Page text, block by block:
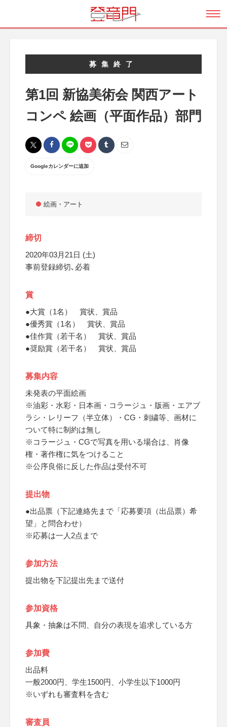
募集終了
第1回 新協美術会 関西アート
コンペ 絵画（平面作品）部門
Googleカレンダーに追加
絵画・アート
締切
2020年03月21日 (土)
事前登録締切､必着
賞
●大賞（1名） 賞状、賞品
●優秀賞（1名） 賞状、賞品
●佳作賞（若干名） 賞状、賞品
●奨励賞（若干名） 賞状、賞品
募集内容
未発表の平面絵画
※油彩・水彩・日本画・コラージュ・版画・エアブ
ラシ・レリーフ（半立体）・CG・刺繍等、画材に
ついて特に制約は無し
※コラージュ・CGで写真を用いる場合は、肖像
権・著作権に気をつけること
※公序良俗に反した作品は受付不可
提出物
●出品票（下記連絡先まで「応募要項（出品票）希
望」と問合わせ）
※応募は一人2点まで
参加方法
提出物を下記提出先まで送付
参加資格
具象・抽象は不問、自分の表現を追求している方
参加費
出品料
一般2000円、学生1500円、小学生以下1000円
※いずれも審査料を含む
審査員